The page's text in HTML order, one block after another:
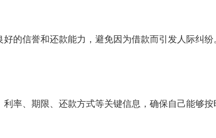
的信誉和还款能力，避免因为借款而引发人际纠纷。
率、期限、还款方式等关键信息，确保自己能够按